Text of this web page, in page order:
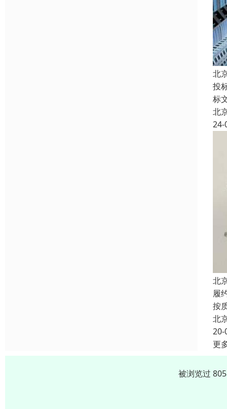
北
投
标
北
24-
北
履
按
北
20-
更
被浏览过